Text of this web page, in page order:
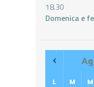
18.30
Domenica e
L M M